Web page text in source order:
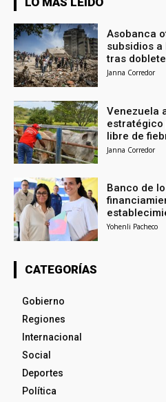
Asobanca
subsidios
tras
Janna Corredor
Venezuela
libre de
Janna Corredor
Banco de
Yohenli Pacheco
CATEGORÍAS
Gobierno
Regiones
Internacional
Social
Deportes
Política